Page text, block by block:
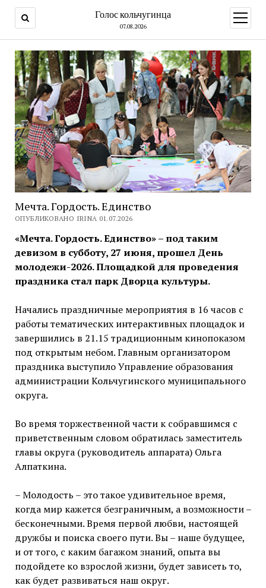
Голос кольчугинца
07.08.2026
меню
Мечта. Гордость. Единство
ОПУБЛИКОВАНО IRINA 01.07.2026
«Мечта. Гордость. Единство» – под таким
девизом в субботу, 27 июня, прошел День
молодежи-2026. Площадкой для проведения
праздника стал парк Дворца культуры.
Начались праздничные мероприятия в 16 часов с
работы тематических интерактивных площадок и
завершились в 21.15 традиционным кинопоказом
под открытым небом. Главным организатором
праздника выступило Управление образования
администрации Кольчугинского муниципального
округа.
Во время торжественной части к собравшимся с
приветственным словом обратилась заместитель
главы округа (руководитель аппарата) Ольга
Алпаткина.
– Молодость – это такое удивительное время,
когда мир кажется безграничным, а возможности –
бесконечными. Время первой любви, настоящей
дружбы и поиска своего пути. Вы – наше будущее,
и от того, с каким багажом знаний, опыта вы
подойдете ко взрослой жизни, будет зависеть то,
как будет развиваться наш округ.